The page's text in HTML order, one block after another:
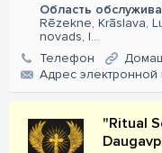
Область
Rēzekne, Krāslava,
novads, I...
Телефон
Aдрес электронной
"Ritual